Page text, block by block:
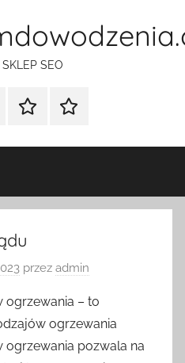
SEO
SKLEP
BLOG
przez admin
ogrzewania – to
ogrzewania
ogrzewania pozwala na